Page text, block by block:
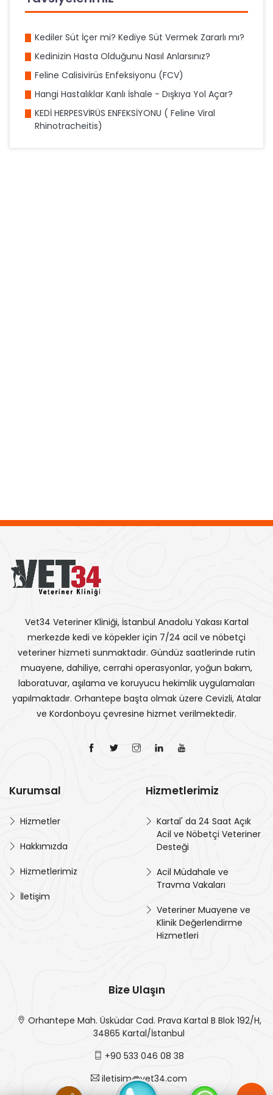
Kediler Süt İçer mi? Kediye Süt Vermek Zararlı mı?
Kedinizin Hasta Olduğunu Nasıl Anlarsınız?
Feline Calisivirüs Enfeksiyonu (FCV)
Hangi Hastalıklar Kanlı İshale - Dışkıya Yol Açar?
KEDİ HERPESVİRÜS ENFEKSİYONU ( Feline Viral
Rhinotracheitis)
Vet34 Veteriner Kliniği, İstanbul Anadolu Yakası Kartal
merkezde kedi ve köpekler için 7/24 acil ve nöbetçi
veteriner hizmeti sunmaktadır. Gündüz saatlerinde rutin
muayene, dahiliye, cerrahi operasyonlar, yoğun bakım,
laboratuvar, aşılama ve koruyucu hekimlik uygulamaları
yapılmaktadır. Orhantepe başta olmak üzere Cevizli, Atalar
ve Kordonboyu çevresine hizmet verilmektedir.
Kurumsal
Hizmetler
Hakkımızda
Hizmetlerimiz
İletişim
Hizmetlerimiz
Kartal' da 24 Saat Açık
Acil ve Nöbetçi Veteriner
Desteği
Acil Müdahale ve
Travma Vakaları
Veteriner Muayene ve
Klinik Değerlendirme
Hizmetleri
Bize Ulaşın
Orhantepe Mah. Üsküdar Cad. Prava Kartal B Blok 192/H,
34865 Kartal/İstanbul
+90 533 046 08 38
iletisim@vet34.com